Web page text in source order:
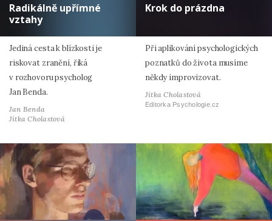
Radikálně upřímné
vztahy
Jediná cesta k blízkosti je
riskovat zranění, říká
v rozhovoru psycholog
Jan Benda.
Jan Benda
Jitka Cholastová
Krok do prázdna
Při aplikování psychologických
poznatků do života musíme
někdy improvizovat.
Jitka Cholastová
Editorka Psychologie.cz